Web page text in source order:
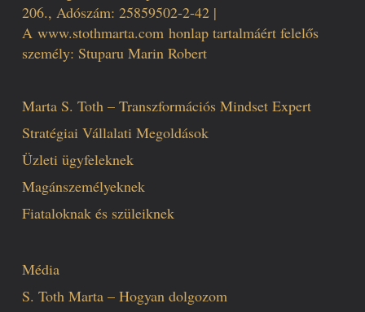
206., Adószám: 25859502-2-42 |
A www.stothmarta.comhonlap tartalmáért felelős
személy: Stuparu Marin Robert
Marta S. Toth – Transzformációs Mindset Expert
Stratégiai Vállalati Megoldások
Üzleti ügyfeleknek
Magánszemélyeknek
Fiataloknak és szüleiknek
Média
S. Toth Marta – Hogyan dolgozom